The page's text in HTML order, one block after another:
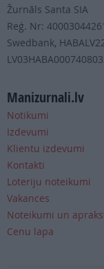
Žurnāls Santa SIA
Reģ. Nr:
Swedbank,
Manizurnali.lv
Notikumi
Izdevumi
Klientu izdevumi
Kontakti
Loteriju noteikumi
Vakances
Noteikumi un
Cenu lapa